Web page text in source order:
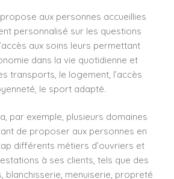
propose aux personnes accueillies
personnalisé sur les questions
aux soins leurs permettant
dans la vie quotidienne et
transports, le logement, l’accès
le sport adapté.
a, par exemple, plusieurs domaines
de proposer aux personnes en
différents métiers d’ouvriers et
à ses clients, tels que des
blanchisserie, menuiserie, propreté